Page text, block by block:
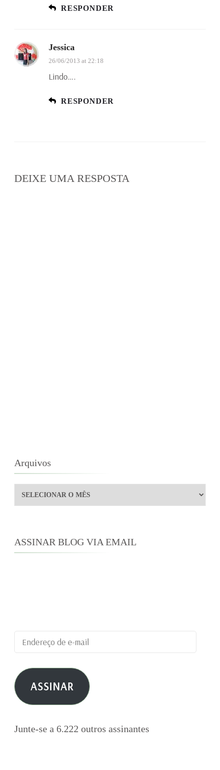
RESPONDER
Jessica
26/06/2013 at 22:18
Lindo….
RESPONDER
DEIXE UMA RESPOSTA
Arquivos
Arquivos
ASSINAR BLOG VIA EMAIL
Endereço
de
e-
mail ASSINAR
Junte-se a 6.222 outros assinantes